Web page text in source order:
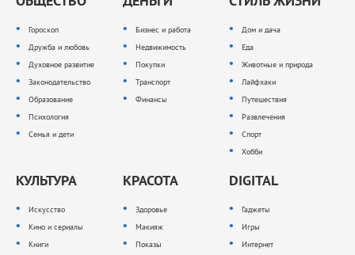
Гороскоп
Дружба и любовь
Духовное развитие
Законодательство
Образование
Психология
Семья и дети
Бизнес и работа
Недвижимость
Покупки
Транспорт
Финансы
Дом и дача
Еда
Животные и природа
Лайфхаки
Путешествия
Развлечения
Спорт
Хобби
КУЛЬТУРА
Искусство
Кино и сериалы
Книги
КРАСОТА
Здоровье
Макияж
Показы
DIGITAL
Гаджеты
Игры
Интернет